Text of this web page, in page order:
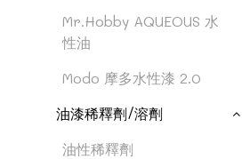
Mr.Hobby AQUEOUS 水
性油
Modo 摩多水性漆 2.0
油漆稀釋劑/溶劑
油性稀釋劑